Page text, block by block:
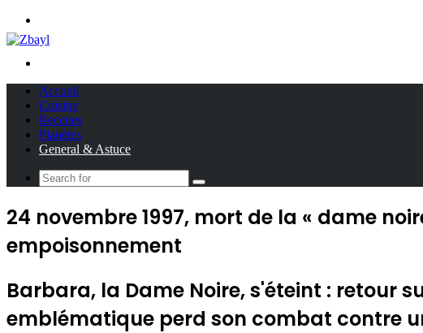
Accueil
Cuisine
Recettes
Planètes
General & Astuce
Search
24 novembre 1997, mort de la « dame
empoisonnement
Barbara, la Dame Noire, s'éteint : retour
emblématique perd son combat contre